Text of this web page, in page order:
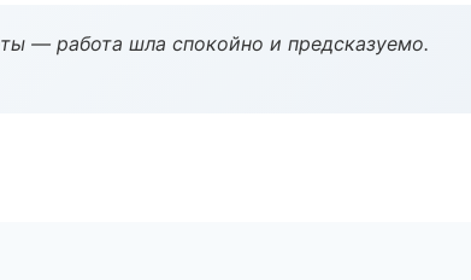
— работа шла спокойно и предсказуемо.